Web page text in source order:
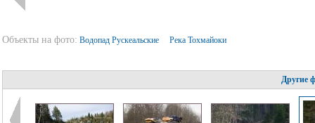
Объекты на фото: Водопад Рускеальские Река Тохмайоки
Другие